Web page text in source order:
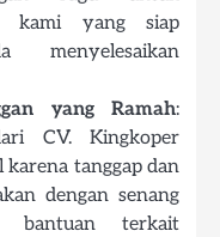
kami yang siap
menyelesaikan
yang Ramah:
CV. Kingkoper
tanggap dan
dengan senang
bantuan terkait